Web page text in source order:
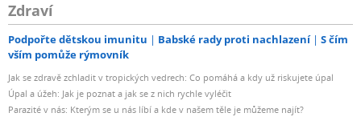
Zdraví
Podpořte dětskou imunitu Babské rady proti nachlazení
S čím
vším pomůže rýmovník
Jak se zdravě zchladit v tropických vedrech: Co pomáhá a kdy už riskujete úpal
Úpal a úžeh: Jak je poznat a jak se z nich rychle vyléčit
Parazité v nás: Kterým se u nás líbí a kde v našem těle je můžeme najít?